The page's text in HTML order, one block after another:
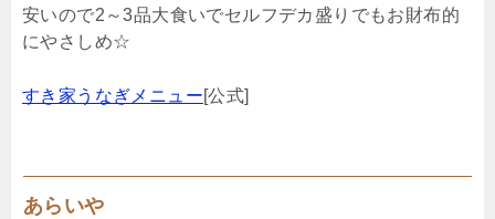
安いので2～3品大食いでセルフデカ盛りでもお財布的
にやさしめ☆
すき家うなぎメニュー[公式]
あらいや